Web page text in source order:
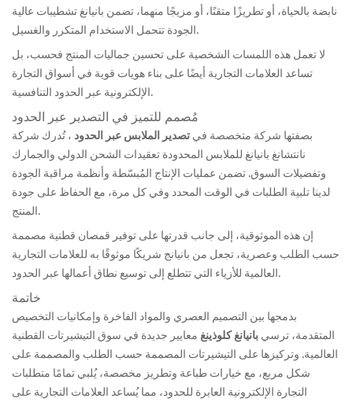
نابضة بالحياة، أو تطريزًا متقنًا، أو مزيجًا منهما، تضمن بانيانغ تشطيبات عالية
الجودة تتحمل الاستخدام المتكرر والغسيل.
لا تعمل هذه اللمسات الشخصية على تحسين جماليات المنتج فحسب، بل
تساعد العلامات التجارية أيضًا على بناء هويات قوية في أسواق التجارة
الإلكترونية عبر الحدود التنافسية.
مُصمم للتميز في التصدير عبر الحدود
بصفتها شركة متخصصة في تصدير الملابس عبر الحدود ، تُدرك شركة
نانتشانغ بانيانغ للملابس المحدودة تعقيدات الشحن الدولي والجمارك
وتفضيلات السوق. تضمن عمليات الإنتاج المُبسّطة وأنظمة مراقبة الجودة
لدينا تلبية الطلبات في الوقت المحدد وفي كل مرة، مع الحفاظ على جودة
المنتج.
إن هذه الموثوقية، إلى جانب قدرتها على توفير قمصان قطنية مصممة
حسب الطلب وعصرية، تجعل من بانيانج شريكًا موثوقًا به للعلامات التجارية
العالمية للأزياء التي تتطلع إلى توسيع نطاق أعمالها عبر الحدود.
خاتمة
بدمجها بين التصميم العصري والمواد الفاخرة وإمكانيات التخصيص
المتقدمة، ترسي بانيانغ كلوذينغ معايير جديدة في سوق التيشيرتات القطنية
العالمية. وتركيزها على التيشيرتات المصممة حسب الطلب والمصممة على
شكل مربع، مع خيارات طباعة وتطريز مخصصة، يُلبي تمامًا متطلبات
التجارة الإلكترونية العابرة للحدود، مما يُساعد العلامات التجارية على